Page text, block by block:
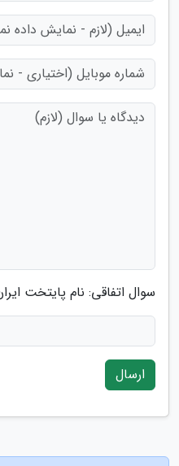
سوال اتفاقی: نام پایتخت
ارسال